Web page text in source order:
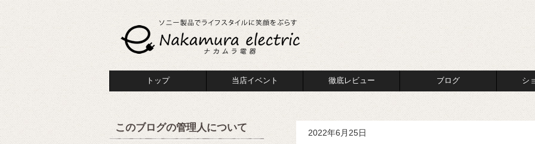
トップ 当店イベント 徹底レビュー ブログ シ
2022年6月25日
このブログの管理人について